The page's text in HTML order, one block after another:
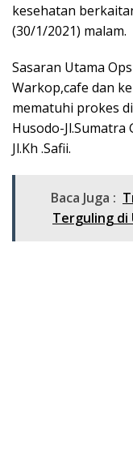
kesehatan
(30/1/2021) malam.
Sasaran Utama
Warkop,cafe dan
mematuhi prokes
Husodo-Jl.Sumatra
Jl.Kh .Safii.
Baca Juga :
Terguling di